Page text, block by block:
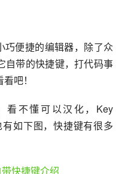
巧便捷的编辑器，除了众
自带的快捷键，打代码事
吧！
看不懂可以汉化，Key
如下图，快捷键有很多